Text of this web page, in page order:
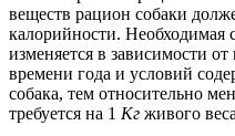
веществ рацион собаки
калорийности. Необходимая
изменяется в зависимости
времени года и условий
собака, тем относительно
требуется на 1 Кг живого